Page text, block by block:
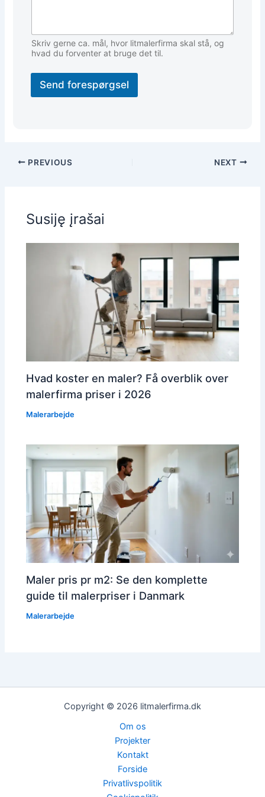
Skriv gerne ca. mål, hvor litmalerfirma skal stå, og
hvad du forventer at bruge det til.
Send forespørgsel
PREVIOUS NEXT
Susiję įrašai
Hvad koster en maler? Få overblik over
malerfirma priser i 2026
Malerarbejde
Maler pris pr m2: Se den komplette
guide til malerpriser i Danmark
Malerarbejde
Copyright © 2026 litmalerfirma.dk
Om os
Projekter
Kontakt
Forside
Privatlivspolitik